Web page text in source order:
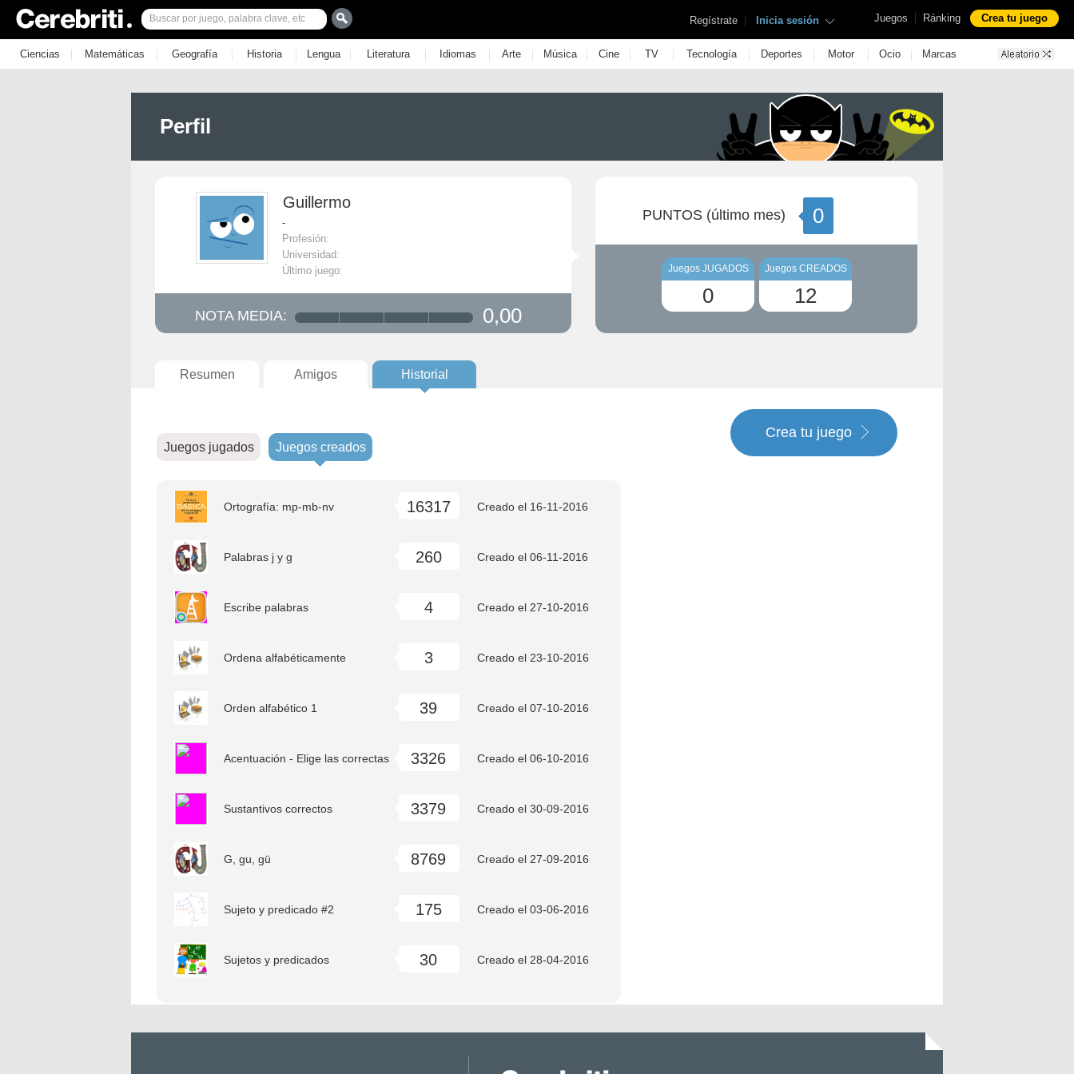
Juegos | Ránking Crea tu juego
Regístrate | Inicia sesión
Ciencias | Matemáticas | Geografía | Historia | Lengua | Literatura | Idiomas | Arte | Música | Cine | TV | Tecnología | Deportes | Motor | Ocio | Marcas
Perfil
Guillermo
-
Profesión:
Universidad:
Último juego:
NOTA MEDIA: 0,00
PUNTOS (último mes) 0
Juegos JUGADOS
0
Juegos CREADOS
12
Resumen Amigos Historial
Juegos jugados Juegos creados
Crea tu juego
Ortografía: mp-mb-nv 16317 Creado el 16-11-2016
Palabras j y g 260 Creado el 06-11-2016
Escribe palabras 4 Creado el 27-10-2016
Ordena alfabéticamente 3 Creado el 23-10-2016
Orden alfabético 1 39 Creado el 07-10-2016
Acentuación - Elige las correctas 3326 Creado el 06-10-2016
Sustantivos correctos 3379 Creado el 30-09-2016
G, gu, gü 8769 Creado el 27-09-2016
Sujeto y predicado #2 175 Creado el 03-06-2016
Sujetos y predicados 30 Creado el 28-04-2016